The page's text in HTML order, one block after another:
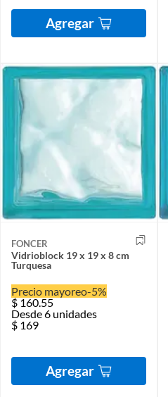
Agregar
FONCER
Vidrioblock 19 x 19 x 8 cm
Turquesa
Precio mayoreo-5%
$160.55
Desde 6 unidades
$ 169
Agregar